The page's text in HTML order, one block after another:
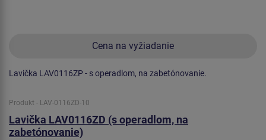
Cena na vyžiadanie
Lavička LAV0116ZP - s operadlom, na zabetónovanie.
Produkt - LAV-0116ZD-10
Lavička LAV0116ZD (s operadlom, na
zabetónovanie)